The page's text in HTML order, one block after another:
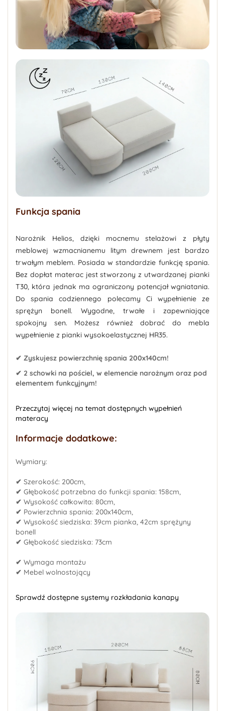
Funkcja spania
Narożnik Helios, dzięki mocnemu stelażowi z płyty
meblowej wzmacnianemu litym drewnem jest bardzo
trwałym meblem. Posiada w standardzie funkcję spania.
Bez dopłat materac jest stworzony z utwardzanej pianki
T30, która jednak ma ograniczony potencjał wgniatania.
Do spania codziennego polecamy Ci wypełnienie ze
sprężyn bonell. Wygodne, trwałe i zapewniające
spokojny sen. Możesz również dobrać do mebla
wypełnienie z pianki wysokoelastycznej HR35.
✔ Zyskujesz powierzchnię spania 200x140cm!
✔ 2 schowki na pościel, w elemencie narożnym oraz pod
elementem funkcyjnym!
Przeczytaj więcej na temat dostępnych wypełnień
materacy
Informacje dodatkowe:
Wymiary:
✔ Szerokość: 200cm,
✔ Głębokość potrzebna do funkcji spania: 158cm,
✔ Wysokość całkowita: 80cm,
✔ Powierzchnia spania: 200x140cm,
✔ Wysokość siedziska: 39cm pianka, 42cm sprężyny
bonell
✔ Głębokość siedziska: 73cm
✔ Wymaga montażu
✔ Mebel wolnostojący
Sprawdź dostępne systemy rozkładania kanapy